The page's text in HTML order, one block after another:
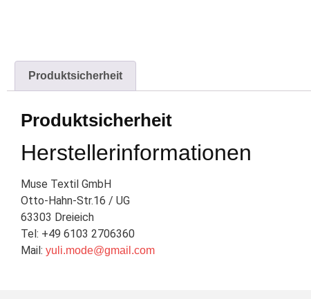
Produktsicherheit
Produktsicherheit
Herstellerinformationen
Muse Textil GmbH
Otto-Hahn-Str.16 / UG
63303 Dreieich
Tel: +49 6103 2706360
Mail: yuli.mode@gmail.com